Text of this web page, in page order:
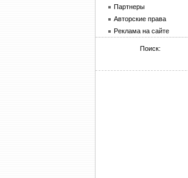
Партнеры
Авторские права
Реклама на сайте
Поиск: